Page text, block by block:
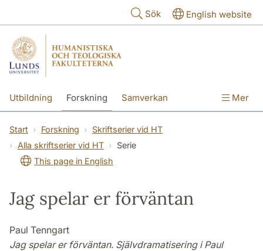
Sök English website
Utbildning Forskning Samverkan Mer
Start Forskning
Skriftserier vid HT
Alla skriftserier vid HT
Serie
This page in English
Jag spelar er förväntan
Paul Tenngart
Jag spelar er förväntan. Självdramatisering i Paul